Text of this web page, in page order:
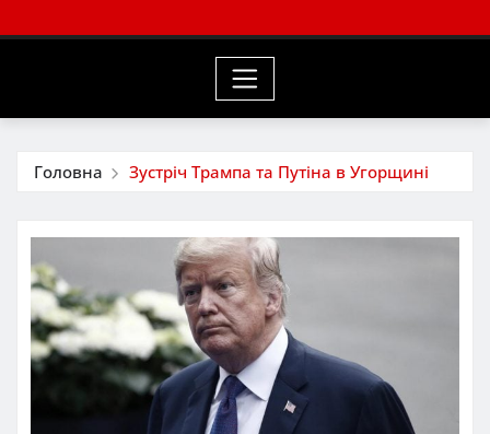
Головна Зустріч Трампа та Путіна в Угорщині